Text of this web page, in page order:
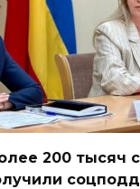
200 тысяч